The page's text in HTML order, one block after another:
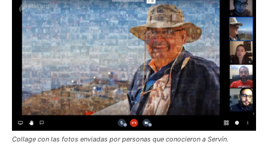
Collage con las fotos enviadas por personas que conocieron a Servín.